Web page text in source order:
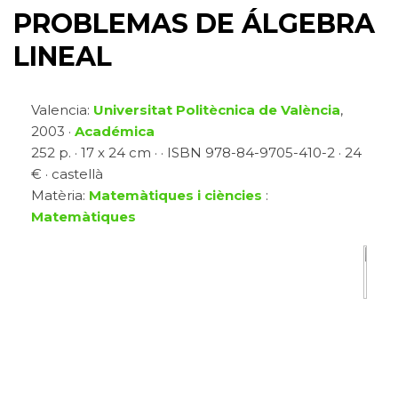
PROBLEMAS DE ÁLGEBRA
LINEAL
Valencia: Universitat Politècnica de València,
2003 · Académica
252 p. · 17 x 24 cm · · ISBN 978-84-9705-410-2 · 24
€ · castellà
Matèria: Matemàtiques i ciències :
Matemàtiques